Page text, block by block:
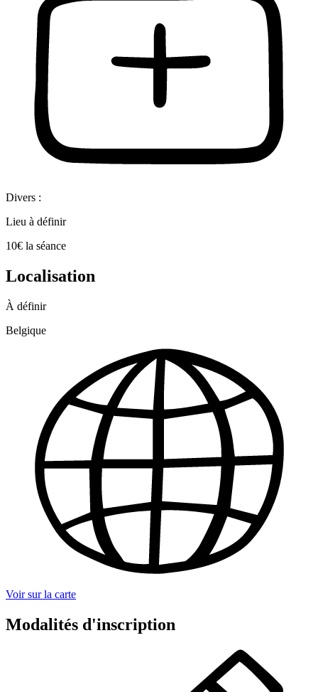
Divers :
Lieu à définir
10€ la séance
Localisation
À définir
Belgique
Voir sur la carte
Modalités d'inscription